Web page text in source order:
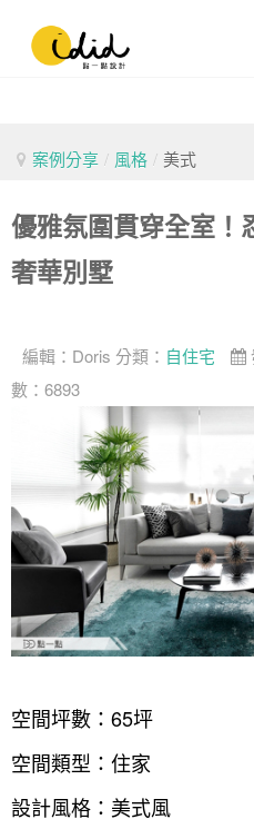
案例分享 / 風格 / 美式
優雅氛圍貫穿全室！
奢華別墅
編輯： Doris 分類： 自住宅
數：6893
空間坪數：65坪
空間類型：住家
設計風格：美式風